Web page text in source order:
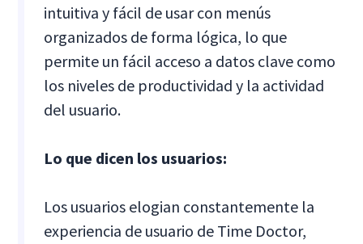
intuitiva y fácil de usar con menús
organizados de forma lógica, lo que
permite un fácil acceso a datos clave como
los niveles de productividad y la actividad
del usuario.
Lo que dicen los usuarios:
Los usuarios elogian constantemente la
experiencia de usuario de Time Doctor,